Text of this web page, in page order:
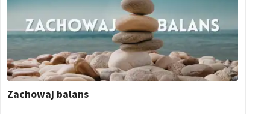
Zachowaj balans